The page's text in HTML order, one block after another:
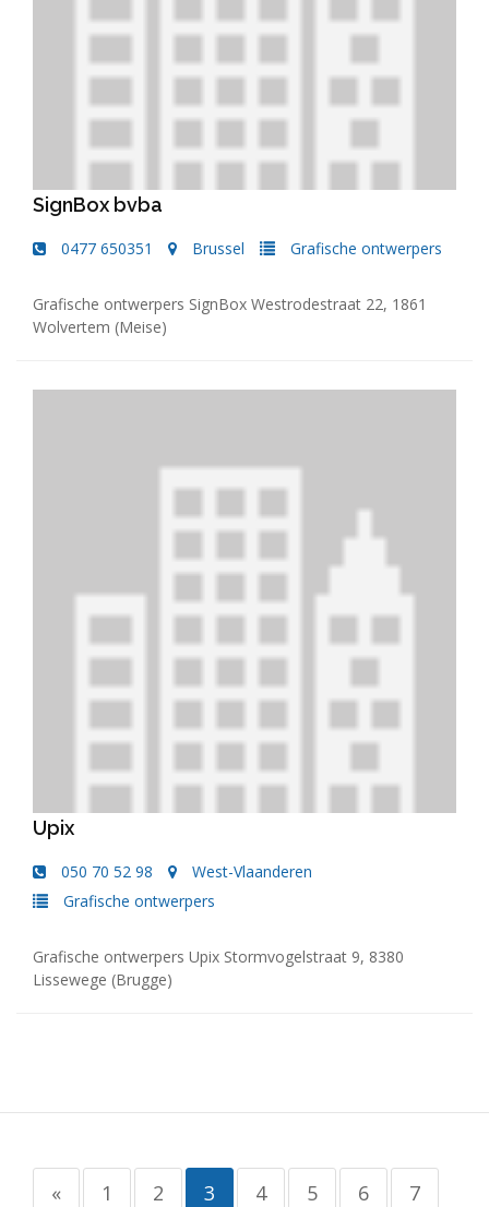
SignBox bvba
0477 650351 Brussel Grafische ontwerpers
Grafische ontwerpers SignBox Westrodestraat 22, 1861
Wolvertem (Meise)
Upix
050 70 52 98
West-Vlaanderen
Grafische ontwerpers
Grafische ontwerpers Upix Stormvogelstraat 9, 8380
Lissewege (Brugge)
« 1 2 3 4 5 6
7